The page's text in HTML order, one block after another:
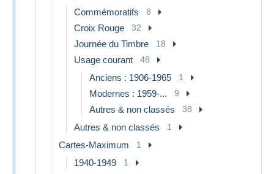
Commémoratifs 8
Croix Rouge 32
Journée du Timbre 18
Usage courant 48
Anciens : 1906-1965 1
Modernes : 1959-... 9
Autres & non classés 38
Autres & non classés 1
Cartes-Maximum 1
1940-1949 1